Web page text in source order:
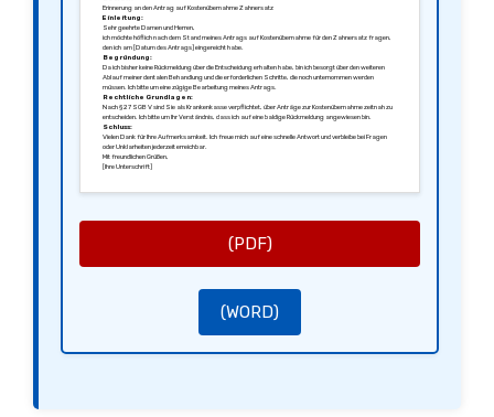
Erinnerung an den Antrag auf Kostenübernahme Zahnersatz
Einleitung:
Sehr geehrte Damen und Herren,
ich möchte höflich nach dem Stand meines Antrags auf Kostenübernahme für den Zahnersatz fragen,
den ich am [Datum des Antrags] eingereicht habe.
Begründung:
Da ich bisher keine Rückmeldung über die Entscheidung erhalten habe, bin ich besorgt über den weiteren
Ablauf meiner dentalen Behandlung und die erforderlichen Schritte, die noch unternommen werden
müssen. Ich bitte um eine zügige Bearbeitung meines Antrags.
Rechtliche Grundlagen:
Nach § 27 SGB V sind Sie als Krankenkasse verpflichtet, über Anträge zur Kostenübernahme zeitnah zu
entscheiden. Ich bitte um Ihr Verständnis, dass ich auf eine baldige Rückmeldung angewiesen bin.
Schluss:
Vielen Dank für Ihre Aufmerksamkeit. Ich freue mich auf eine schnelle Antwort und verbleibe bei Fragen
oder Unklarheiten jederzeit erreichbar.
Mit freundlichen Grüßen,
[Ihre Unterschrift]
(PDF)
(WORD)